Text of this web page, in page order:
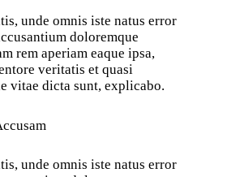
unde omnis iste natus error
doloremque
rem aperiam eaque ipsa,
veritatis et quasi
vitae dicta sunt, explicabo.
unde omnis iste natus error